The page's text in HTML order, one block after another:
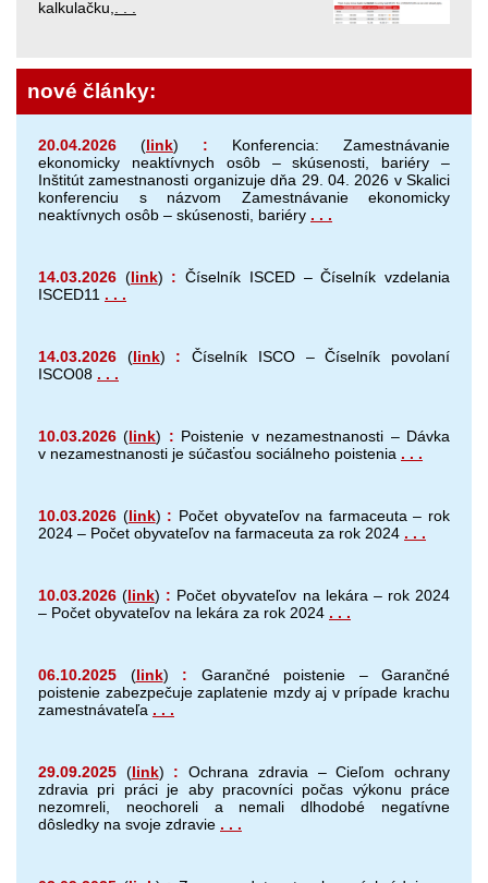
kalkulačku,
nové články:
20.04.2026 (link) : Konferencia: Zamestnávanie
ekonomicky neaktívnych osôb – skúsenosti, bariéry –
Inštitút zamestnanosti organizuje dňa 29. 04. 2026 v Skalici
konferenciu s názvom Zamestnávanie ekonomicky
neaktívnych osôb – skúsenosti, bariéry . . .
14.03.2026 (link) : Číselník ISCED – Číselník vzdelania
ISCED11 . . .
14.03.2026 (link) : Číselník ISCO – Číselník povolaní
ISCO08 . . .
10.03.2026 (link) : Poistenie v nezamestnanosti – Dávka
v nezamestnanosti je súčasťou sociálneho poistenia . . .
10.03.2026 (link) : Počet obyvateľov na farmaceuta – rok
2024 – Počet obyvateľov na farmaceuta za rok 2024 . . .
10.03.2026 (link) : Počet obyvateľov na lekára – rok 2024
– Počet obyvateľov na lekára za rok 2024 . . .
06.10.2025 (link) : Garančné poistenie – Garančné
poistenie zabezpečuje zaplatenie mzdy aj v prípade krachu
zamest­návateľa . . .
29.09.2025 (link) : Ochrana zdravia – Cieľom ochrany
zdravia pri práci je aby pracovníci počas výkonu práce
nezomreli, neochoreli a nemali dlhodobé negatívne
dôsledky na svoje zdravie . . .